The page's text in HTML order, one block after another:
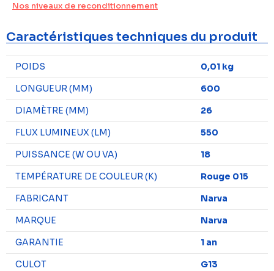
Nos niveaux de reconditionnement
Caractéristiques techniques du produit
POIDS
0,01 kg
LONGUEUR (MM)
600
DIAMÈTRE (MM)
26
FLUX LUMINEUX (LM)
550
PUISSANCE (W OU VA)
18
TEMPÉRATURE DE COULEUR (K)
Rouge 015
FABRICANT
Narva
MARQUE
Narva
GARANTIE
1 an
CULOT
G13